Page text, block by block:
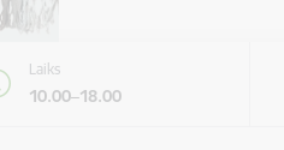
Laiks
10.00–18.00